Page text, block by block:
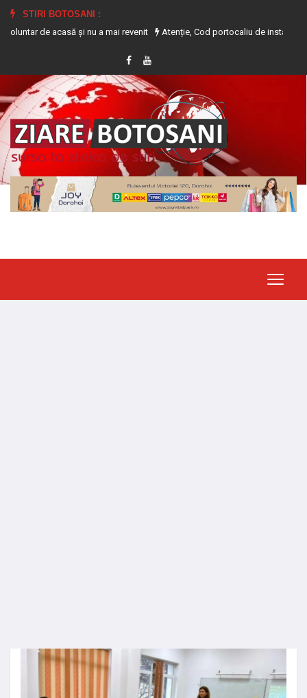
STIRI BOTOSANI :
acasă și nu a mai revenit
Atenție, Cod portocaliu de instabilitate